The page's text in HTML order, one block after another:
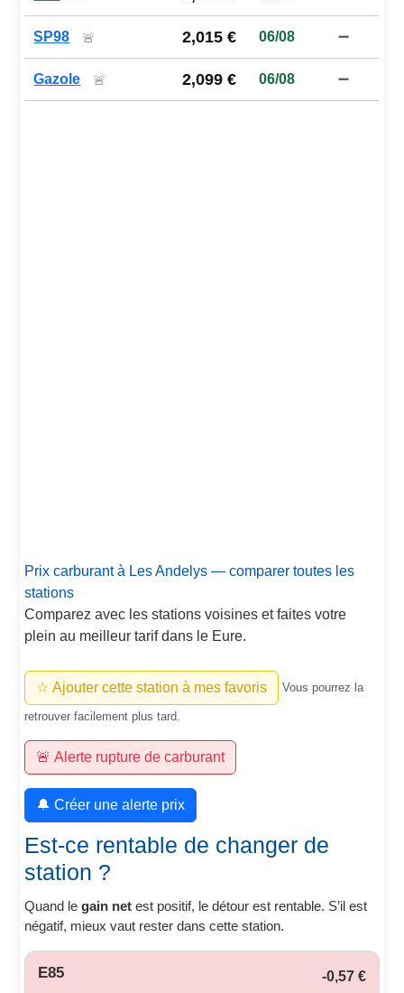
SP98 🚨 2,015 € 06/08 ➖
Gazole 🚨 2,099 € 06/08 ➖
Prix carburant à Les Andelys — comparer toutes les
stations
Comparez avec les stations voisines et faites votre
plein au meilleur tarif dans le Eure.
☆ Ajouter cette station à mes favoris Vous pourrez la
retrouver facilement plus tard.
🚨 Alerte rupture de carburant
🔔 Créer une alerte prix
Est-ce rentable de changer de
station ?
Quand legain net est positif, le détour est rentable. S’il est
négatif, mieux vaut rester dans cette station.
E85 -0,57 €